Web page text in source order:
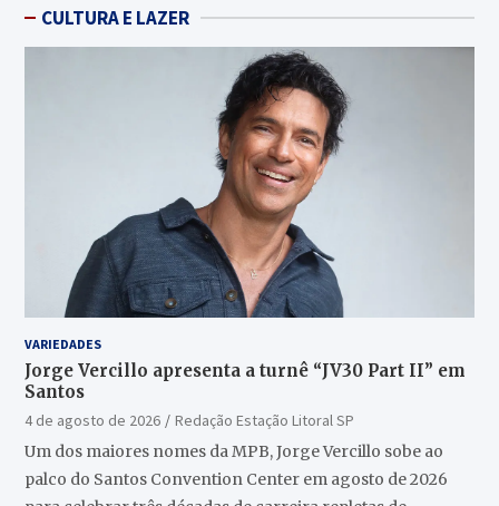
CULTURA E LAZER
VARIEDADES
Jorge Vercillo apresenta a turnê “JV30 Part II” em
Santos
4 de agosto de 2026
Redação Estação Litoral SP
Um dos maiores nomes da MPB, Jorge Vercillo sobe ao
palco do Santos Convention Center em agosto de 2026